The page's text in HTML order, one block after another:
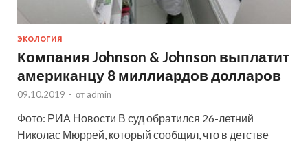
ЭКОЛОГИЯ
Компания Johnson & Johnson выплатит
американцу 8 миллиардов долларов
09.10.2019 - от admin
Фото: РИА Новости В суд обратился 26-летний
Николас Мюррей, который сообщил, что в детстве